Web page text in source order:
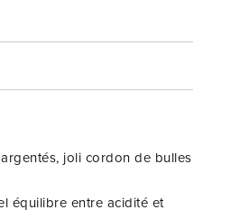
joli cordon de bulles
équilibre entre acidité et